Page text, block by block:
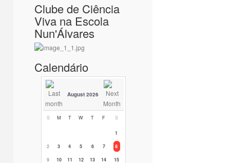
Clube de Ciência
Viva na Escola
Nun'Álvares
Calendário
August 2026
S M T W T F S
1
2
3 4 5 6 7
8
9
10 11 12 13 14
15